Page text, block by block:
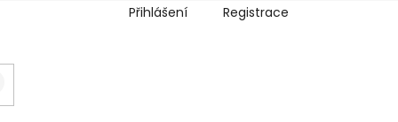
Hodnocení obchodu Slovník pojmů Péče o vodu
Přihlášení Registrace